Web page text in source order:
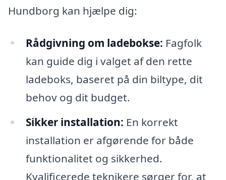
Hundborg kan hjælpe dig:
Rådgivning om ladebokse: Fagfolk
kan guide dig i valget af den rette
ladeboks, baseret på din biltype, dit
behov og dit budget.
Sikker installation: En korrekt
installation er afgørende for både
funktionalitet og sikkerhed.
Kvalificerede teknikere sørger for, at